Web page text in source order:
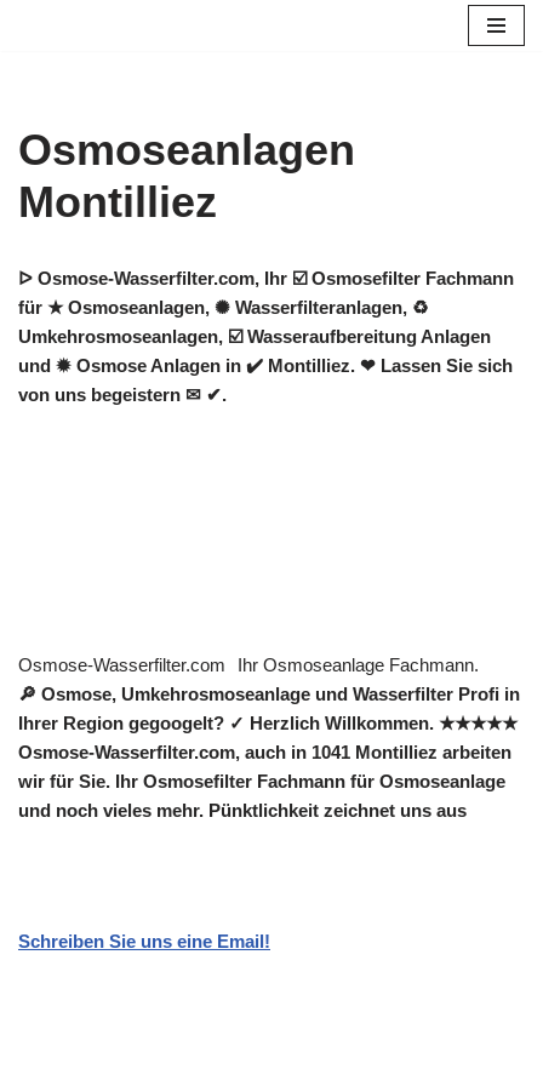
Osmoseanlagen
Montilliez
ᐅ Osmose-Wasserfilter.com, Ihr ☑️ Osmosefilter Fachmann
für ★ Osmoseanlagen, ✺ Wasserfilteranlagen, ♻
Umkehrosmoseanlagen, ☑️ Wasseraufbereitung Anlagen
und ✹ Osmose Anlagen in ✔️ Montilliez. ❤ Lassen Sie sich
von uns begeistern ✉ ✔.
Osmose-Wasserfilter.com
Ihr Osmoseanlage Fachmann.
🔎 Osmose, Umkehrosmoseanlage und Wasserfilter Profi in
Ihrer Region gegoogelt? ✓ Herzlich Willkommen. ★★★★★
Osmose-Wasserfilter.com, auch in 1041 Montilliez arbeiten
wir für Sie. Ihr Osmosefilter Fachmann für Osmoseanlage
und noch vieles mehr. Pünktlichkeit zeichnet uns aus
Schreiben Sie uns eine Email!